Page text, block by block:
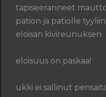
tapiseeranneet
pation ja patiolle
eloisan kivireunuksen
eloisuus on paskaa!
ukki ei sallinut